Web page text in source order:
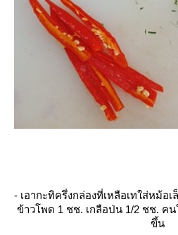
- เอากะทิครึ่งกล่องที่เหลือเทใส่หม้อ
ข้าวโพด 1 ชช. เกลือป่น 1/2 ชช. ค
ขึ้น